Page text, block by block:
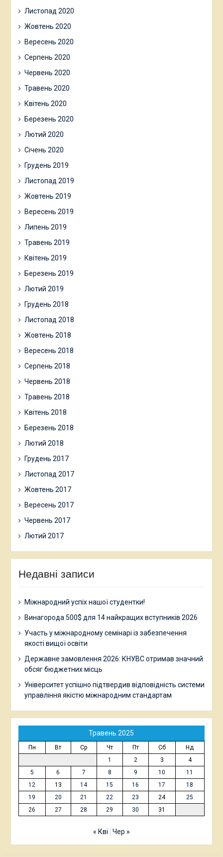
Листопад 2020
Жовтень 2020
Вересень 2020
Серпень 2020
Червень 2020
Травень 2020
Квітень 2020
Березень 2020
Лютий 2020
Січень 2020
Грудень 2019
Листопад 2019
Жовтень 2019
Вересень 2019
Липень 2019
Травень 2019
Квітень 2019
Березень 2019
Лютий 2019
Грудень 2018
Листопад 2018
Жовтень 2018
Вересень 2018
Серпень 2018
Червень 2018
Травень 2018
Квітень 2018
Березень 2018
Лютий 2018
Грудень 2017
Листопад 2017
Жовтень 2017
Вересень 2017
Червень 2017
Лютий 2017
Недавні записи
Міжнародний успіх нашої студентки!
Винагорода 500$ для 14 найкращих вступників 2026
Участь у міжнародному семінарі із забезпечення
якості вищої освіти
Державне замовлення 2026: КНУВС отримав значний
обсяг бюджетних місць
Університет успішно підтвердив відповідність системи
управління якістю міжнародним стандартам
Травень 2025
Пн Вт Ср Чт Пт Сб
Нд
1
2 3
4
5
6 7 8 9 10
11
12
13 14 15 16 17
18
19
20 21 22 23 24
25
26
27 28 29 30 31
« Кві Чер »